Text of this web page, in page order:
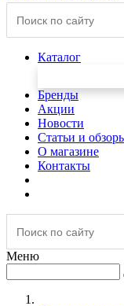
Каталог
Бренды
Акции
Новости
Статьи и
О магазине
Контакты
Меню